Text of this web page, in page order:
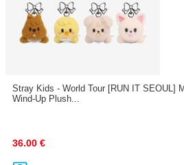
Stray Kids - World Tour [RUN IT SEOUL]
Wind-Up Plush...
36.00 €